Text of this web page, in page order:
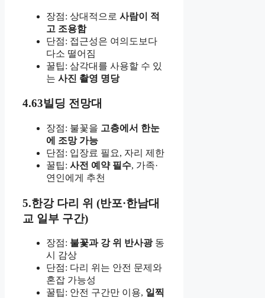
장점: 상대적으로 사람이 적
고 조용함
단점: 접근성은 여의도보다
다소 떨어짐
꿀팁: 삼각대를 사용할 수 있
는 사진 촬영 명당
4.63빌딩 전망대
장점: 불꽃을 고층에서 한눈
에 조망 가능
단점: 입장료 필요, 자리 제한
꿀팁: 사전 예약 필수, 가족·
연인에게 추천
5.한강 다리 위 (반포·한남대
교 일부 구간)
장점: 불꽃과 강 위 반사광동
시 감상
단점: 다리 위는 안전 문제와
혼잡 가능성
꿀팁: 안전 구간만 이용, 일찍